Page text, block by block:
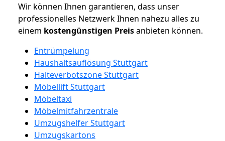
Wir können Ihnen garantieren, dass unser
professionelles Netzwerk Ihnen nahezu alles zu
einem kostengünstigen Preisanbieten können.
Entrümpelung
Haushaltsauflösung Stuttgart
Halteverbotszone Stuttgart
Möbellift Stuttgart
Möbeltaxi
Möbelmitfahrzentrale
Umzugshelfer Stuttgart
Umzugskartons